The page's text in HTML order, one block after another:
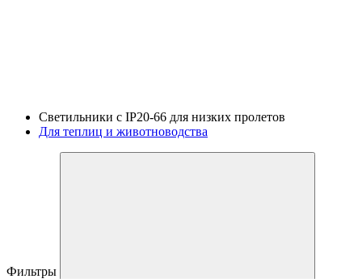
Светильники с IP20-66 для низких пролетов
Для теплиц и животноводства
Фильтры